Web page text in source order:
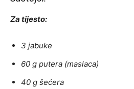
Za tijesto:
3 jabuke
60 g putera (maslaca)
40 g šećera